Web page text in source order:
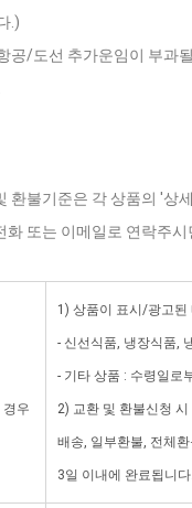
.)
공/도선 추가운임이 부과
환불기준은 각 상품의 '상
화 또는 이메일로 연락주
경우
1) 상품이 표시/광고된
- 신선식품, 냉장식품,
- 기타 상품 : 수령일로
2) 교환 및 환불신청
배송, 일부환불, 전체
3일 이내에 완료됩니